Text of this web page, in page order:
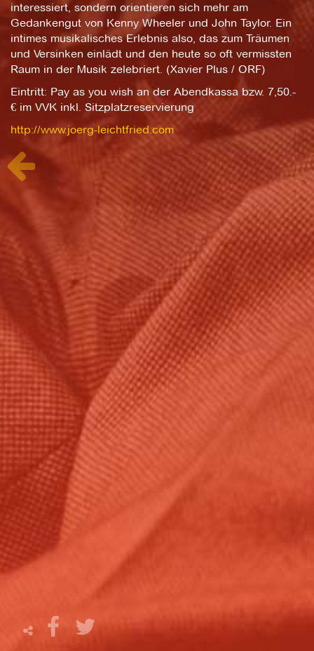
interessiert, sondern orientieren sich mehr am
Gedankengut von Kenny Wheeler und John Taylor. Ein
intimes musikalisches Erlebnis also, das zum Träumen
und Versinken einlädt und den heute so oft vermissten
Raum in der Musik zelebriert. (Xavier Plus / ORF)
Eintritt: Pay as you wish an der Abendkassa bzw. 7,50.-
€ im VVK inkl. Sitzplatzreservierung
http://www.joerg-leichtfried.com